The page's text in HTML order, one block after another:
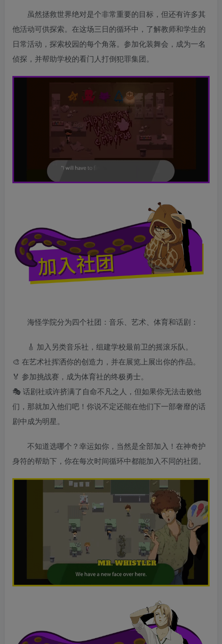
虽然拯救世界绝对是个非常重要的目标，但还有许多其
他活动可供探索。在这场三日的循环中，了解教师和学生的
日常活动，探索校园的每个角落。参加化装舞会，成为一名
侦探，并帮助学校的看门人打倒犯罪集团。
海怪学院分为四个社团：音乐、艺术、体育和话剧：
🎸 加入另类音乐社，组建学校最前卫的摇滚乐队。
🎨 在艺术社挥洒你的创造力，并在展览上展出你的作品。
🏅 参加挑战赛，成为体育社的终极勇士。
🎭 话剧社或许挤满了自命不凡之人，但如果你无法击败他
们，那就加入他们吧！你说不定还能在他们下一部奢靡的话
剧中成为明星。
不知道选哪个？幸运如你，当然是全部加入！在神奇护
身符的帮助下，你在每次时间循环中都能加入不同的社团。